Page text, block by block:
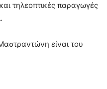
τηλεοπτικές παραγωγές
.
είναι του